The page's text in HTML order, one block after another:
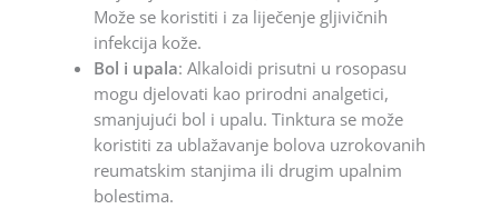
Može se koristiti i za liječenje gljivičnih
infekcija kože.
Bol i upala: Alkaloidi prisutni u rosopasu
mogu djelovati kao prirodni analgetici,
smanjujući bol i upalu. Tinktura se može
koristiti za ublažavanje bolova uzrokovanih
reumatskim stanjima ili drugim upalnim
bolestima.